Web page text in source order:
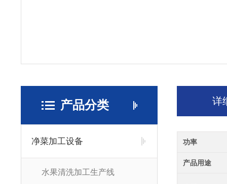
产品分类
净菜加工设备
水果清洗加工生产线
详
功率
产品用途